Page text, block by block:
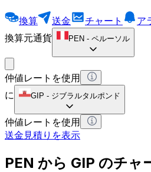
換算 送金 チャート
ア
換算元通貨
PEN - ペルーソル
仲値レートを使用
に
GIP - ジブラルタルポンド
仲値レートを使用
送金見積りを表示
PEN から GIP のチャ